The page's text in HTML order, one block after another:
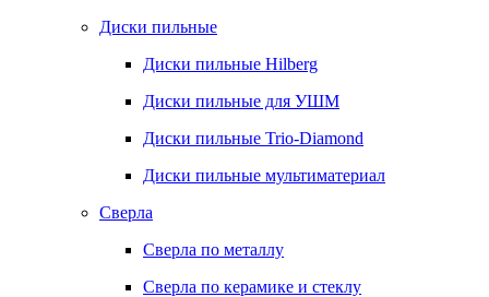
Диски пильные
Диски пильные Hilberg
Диски пильные для УШМ
Диски пильные Trio-Diamond
Диски пильные мультиматериал
Сверла
Сверла по металлу
Сверла по керамике и стеклу